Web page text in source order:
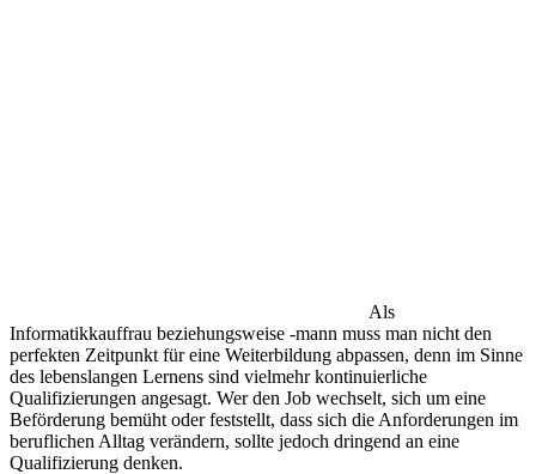
Als
Informatikkauffrau beziehungsweise -mann muss man nicht den
perfekten Zeitpunkt für eine Weiterbildung abpassen, denn im Sinne
des lebenslangen Lernens sind vielmehr kontinuierliche
Qualifizierungen angesagt. Wer den Job wechselt, sich um eine
Beförderung bemüht oder feststellt, dass sich die Anforderungen im
beruflichen Alltag verändern, sollte jedoch dringend an eine
Qualifizierung denken.